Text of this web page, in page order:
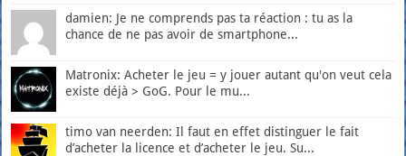
damien: Je ne comprends pas ta réaction : tu as la
chance de ne pas avoir de smartphone...
Matronix: Acheter le jeu = y jouer autant qu'on veut cela
existe déjà > GoG. Pour le mu...
timo van neerden: Il faut en effet distinguer le fait
d’acheter la licence et d’acheter le jeu. Su...